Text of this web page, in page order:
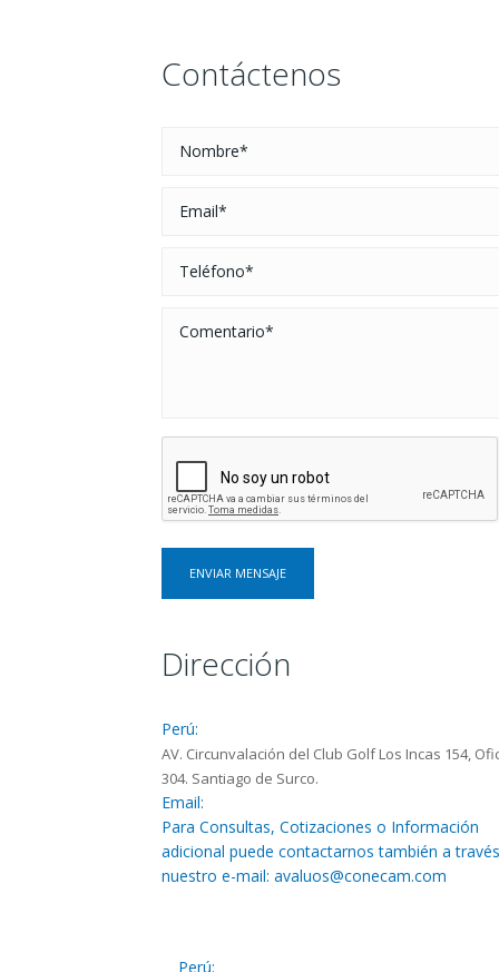
Contáctenos
Dirección
Perú:
AV. Circunvalación del Club Golf Los Incas 154,
304. Santiago de Surco.
Email:
Para Consultas, Cotizaciones o Información
adicional puede contactarnos también a
nuestro e-mail: avaluos@conecam.com
Perú: